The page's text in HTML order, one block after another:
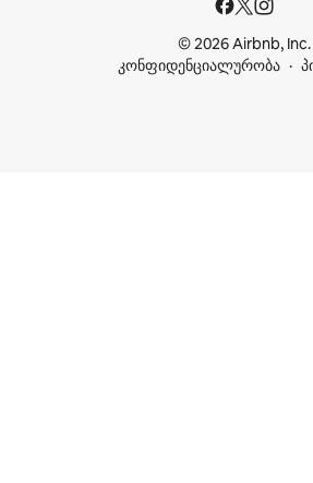
© 2026 Airbnb, Inc.
კონფიდენციალურობა